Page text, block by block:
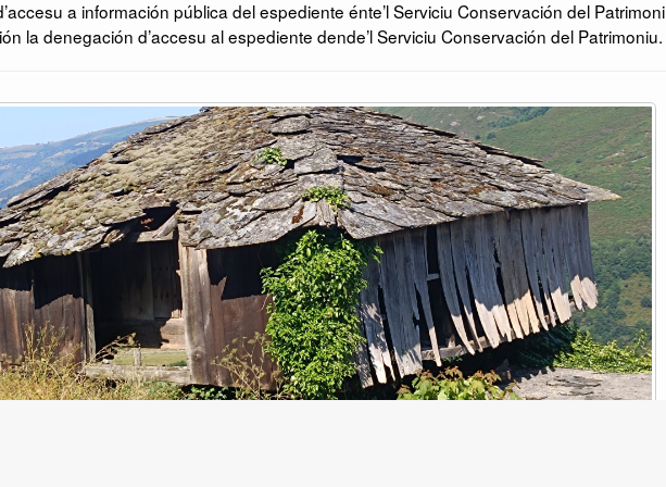
a información pública del espediente énte’l Serviciu Conservación del
la denegación d’accesu al espediente dende’l Serviciu Conservación del Patrimoniu.